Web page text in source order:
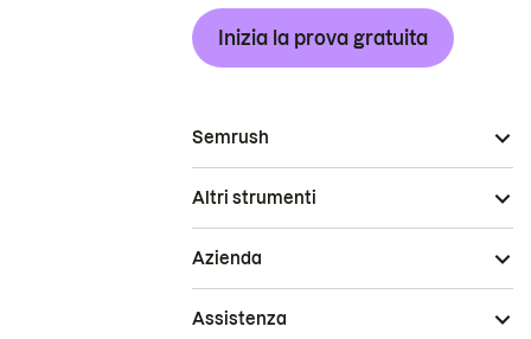
Inizia la prova gratuita
Semrush
Altri strumenti
Azienda
Assistenza